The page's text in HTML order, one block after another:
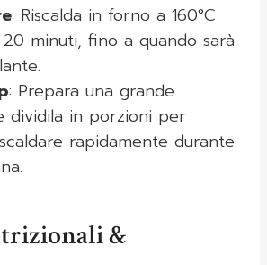
: Riscalda in forno a 160°C
minuti, fino a quando sarà
: Prepara una grande
dividila in porzioni per
rapidamente durante
&